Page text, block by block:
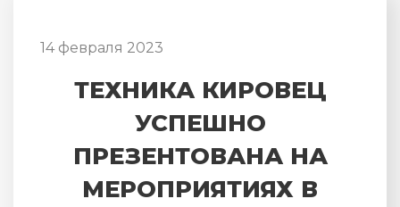
14 февраля 2023
ТЕХНИКА КИРОВЕЦ
УСПЕШНО
ПРЕЗЕНТОВАНА НА
МЕРОПРИЯТИЯХ В